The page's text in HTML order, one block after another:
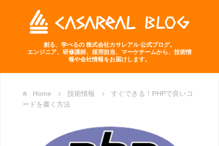
創る、学べるの 株式会社カサレアル 公式ブログ。
エンジニア、研修講師、採用担当、マーケチームから、技術情
報や会社情報をお届けします。
Home 技術情報
すぐできる！PHPで良いコ
ードを書く方法